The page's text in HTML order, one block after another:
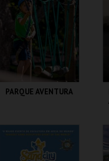
PARQUE AVENTURA
ORNITOLÓGICO